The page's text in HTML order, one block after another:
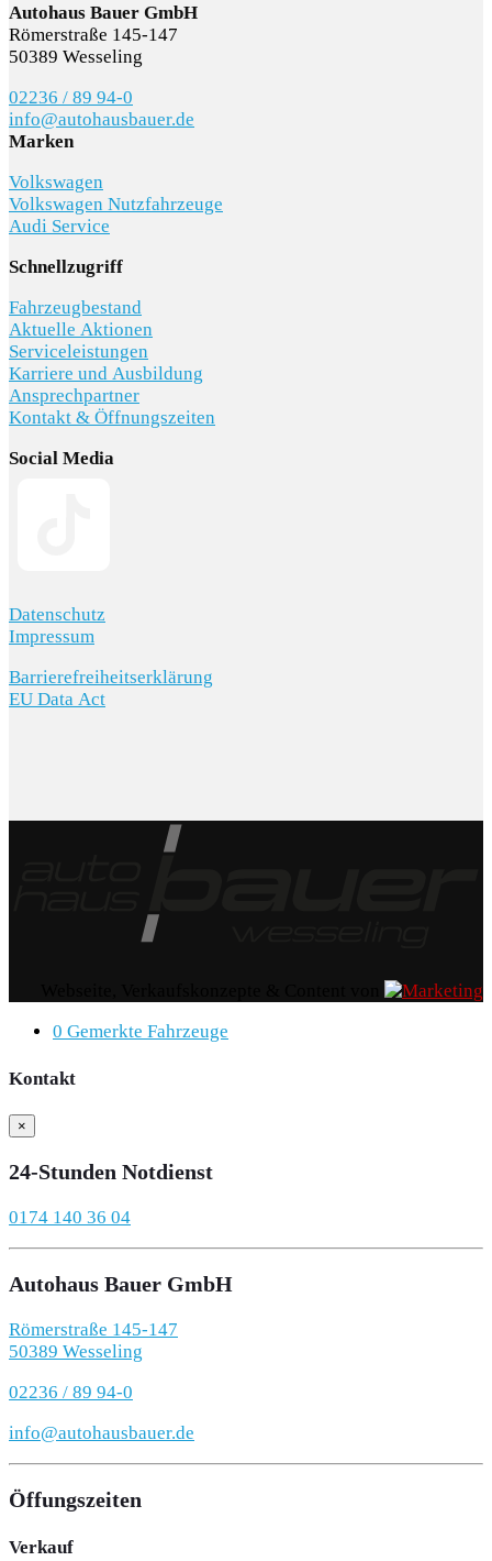
Autohaus Bauer GmbH
Römerstraße 145-147
50389 Wesseling
02236 / 89 94-0
info@autohausbauer.de
Marken
Volkswagen
Volkswagen Nutzfahrzeuge
Audi Service
Schnellzugriff
Fahrzeugbestand
Aktuelle Aktionen
Serviceleistungen
Karriere und Ausbildung
Ansprechpartner
Kontakt & Öffnungszeiten
Social Media
Datenschutz
Impressum
Barrierefreiheitserklärung
EU Data Act
0 Gemerkte Fahrzeuge
Kontakt
×
24-Stunden Notdienst
0174 140 36 04
Autohaus Bauer GmbH
Römerstraße 145-147
50389 Wesseling
02236 / 89 94-0
info@autohausbauer.de
Öffungszeiten
Verkauf